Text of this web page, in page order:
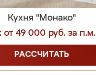
Кухня "Монако"
от 49 000 руб. за п.м.
РАССЧИТАТЬ